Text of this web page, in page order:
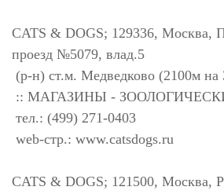
CATS & DOGS; 129336, Москва,
проезд №5079, влад.5
(р-н) ст.м. Медведково (2100м на
:: МАГАЗИНЫ -
тел.: (499) 271-0403
web-стр.: www.catsdogs.ru
CATS & DOGS; 121500, Москва,